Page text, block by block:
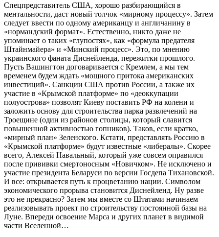
Спецпредставитель США, хорошо разбирающийся в
ментальности, даст новый толчок «мирному процессу». Затем
следует ввести по одному американцу и англичанину в
«нормандский формат». Естественно, никто даже не
упоминает о таких «глупостях», как «формула предателя
Штайнмайера» и «Минский процесс». Это, по мнению
украинского фаната Диснейленда, пережитки прошлого.
Пусть Вашингтон договаривается с Кремлем, а мы тем
временем будем ждать «мощного притока американских
инвестиций». Санкции США против России, а также их
участие в «Крымской платформе» по «деоккупации
полуострова» позволят Киеву поставить РФ на колени и
заложить основу для строительства парка развлечений на
Троещине (один из районов столицы, который славится
повышенной активностью гопников). Таков, если кратко,
«мирный план» Зеленского. Кстати, представлять Россию в
«Крымской платформе» будут известные «либералы». Скорее
всего, Алексей Навальный, который уже совсем оправился
после прививки смертоносным «Новичком». Не исключено и
участие президента Беларуси по версии Госдепа Тихановской.
И все: открывается путь к процветанию нации. Символом
экономического прорыва становится Диснейленд. Ну разве
это не прекрасно? Затем мы вместе со Штатами начинаем
реализовывать проект по строительству постоянной базы на
Луне. Впереди освоение Марса и других планет в видимой
части Вселенной…